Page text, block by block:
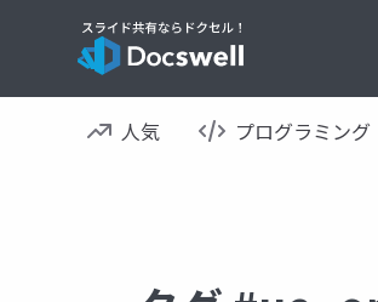
人気 プログラミング